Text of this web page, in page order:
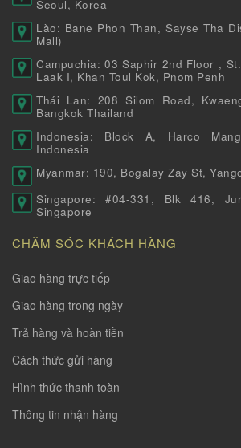
Seoul, Korea
Lào: Bane Phon Than, Sayse Tha
Mall)
Campuchia: 03 Saphir 2nd Floor ,
Laak I, Khan Toul Kok, Pnom Penh
Thái Lan: 208 Silom Road,
Bangkok Thailand
Indonesia: Block A, Harco
Indonesia
Myanmar: 190, Bogalay Zay St,
Singapore: #04-331, Blk 416,
Singapore
CHĂM SÓC KHÁCH HÀNG
Giao hàng trực tiếp
Giao hàng trong ngày
Trả hàng và hoàn tiền
Cách thức gửi hàng
Hình thức thanh toàn
Thông tin nhận hàng